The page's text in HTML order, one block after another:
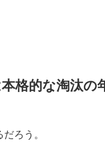
した形だ。適切な人